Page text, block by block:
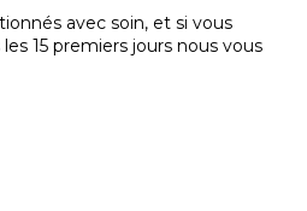
avec soin, et si vous
15 premiers jours nous vous